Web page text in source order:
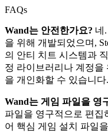
FAQs
Wand는 안전한가요? 네
을 위해 개발되었으며,
의 안티 치트 시스템과
정 라이브러리나 계정을
을 개인화할 수 있습니다.
Wand는 게임 파일을 영
파일을 영구적으로 편집
어 핵심 게임 설치 파일